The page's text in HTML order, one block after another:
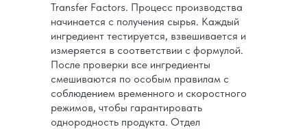
Transfer Factors. Процесс производства
начинается с получения сырья. Каждый
ингредиент тестируется, взвешивается и
измеряется в соответствии с формулой.
После проверки все ингредиенты
смешиваются по особым правилам с
соблюдением временного и скоростного
режимов, чтобы гарантировать
однородность продукта. Отдел